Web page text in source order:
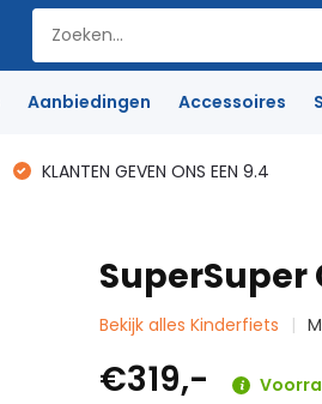
Aanbiedingen Accessoires
KLANTEN GEVEN ONS EEN 9.4
SuperSuper
Bekijk alles Kinderfiets
€319,-